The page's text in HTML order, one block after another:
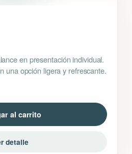
en presentación individual.
una opción ligera y refrescante.
al carrito
detalle